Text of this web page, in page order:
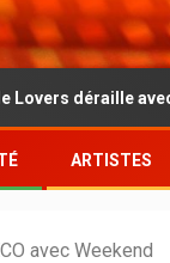
avec classe dans
ARTISTES
avec Weekend